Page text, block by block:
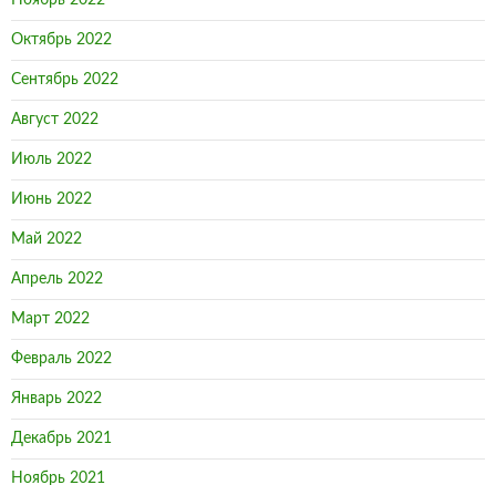
Октябрь 2022
Сентябрь 2022
Август 2022
Июль 2022
Июнь 2022
Май 2022
Апрель 2022
Март 2022
Февраль 2022
Январь 2022
Декабрь 2021
Ноябрь 2021